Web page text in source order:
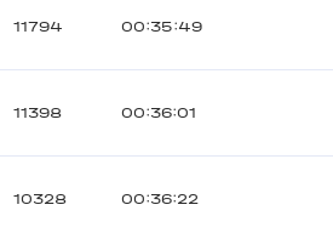
11794 00:35:49
11398 00:36:01
10328 00:36:22